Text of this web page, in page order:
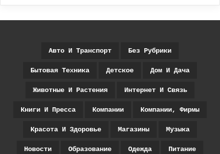
Авто И Транспорт Без Рубрики
Бытовая Техника Детское Дом И Дача
Животные И Растения Интернет И Связь
Книги И Пресса Компании Компании, Фирмы
Красота И Здоровье Магазины Музыка
Новости Образование Одежда Питание